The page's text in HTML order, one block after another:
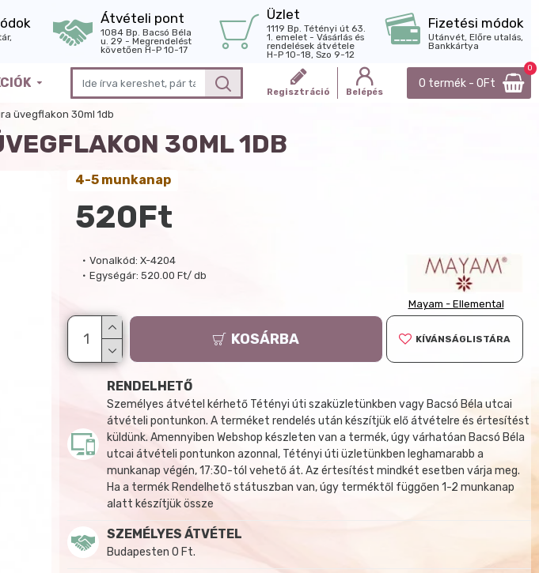
Átvételi pont
1084 Bp. Bacsó Béla
u. 29 - Megrendelést
követően H-P 10-17
Üzlet
1119 Bp. Tétényi út 63.
1. emelet - Vásárlás és
rendelések átvétele
H-P 10-18, Szo 9-12
Fizetési módok
Utánvét, Előre utalás,
Bankkártya
Regisztráció Belépés
0 termék - 0Ft
0
üvegflakon 30ml 1db
30ML 1DB
Vonalkód: X-4204
Egységár: 520.00 Ft/ db
Mayam - Ellemental
4-5 munkanap
520Ft
KOSÁRBA KÍVÁNSÁGLISTÁRA
RENDELHETŐ
Személyes átvétel kérhető Tétényi úti szaküzletünkben vagy Bacsó Béla utcai
átvételi pontunkon. A terméket rendelés után készítjük elő átvételre és értesítést
küldünk. Amennyiben Webshop készleten van a termék, úgy várhatóan Bacsó Béla
utcai átvételi pontunkon azonnal, Tétényi úti üzletünkben leghamarabb a
munkanap végén, 17:30-tól vehető át. Az értesítést mindkét esetben várja meg.
Ha a termék Rendelhető státuszban van, úgy terméktől függően 1-2 munkanap
alatt készítjük össze
SZEMÉLYES ÁTVÉTEL
Budapesten 0 Ft.